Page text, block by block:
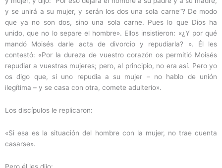
y se unirá a su mujer, y serán los dos una sola carne”? De modo
que ya no son dos, sino una sola carne. Pues lo que Dios ha
unido, que no lo separe el hombre». Ellos insistieron: «¿Y por qué
mandó Moisés darle acta de divorcio y repudiarla? ». Él les
contestó: «Por la dureza de vuestro corazón os permitió Moisés
repudiar a vuestras mujeres; pero, al principio, no era así. Pero yo
os digo que, si uno repudia a su mujer – no hablo de unión
ilegítima – y se casa con otra, comete adulterio».
Los discípulos le replicaron:
«Si esa es la situación del hombre con la mujer, no trae cuenta
casarse».
Pero él les dijo: